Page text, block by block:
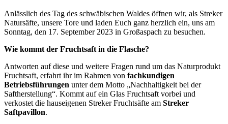
Anlässlich des Tag des schwäbischen Waldes öffnen wir, als Streker
Natursäfte, unsere Tore und laden Euch ganz herzlich ein, uns am
Sonntag, den 17. September 2023 in Großaspach zu besuchen.
Wie kommt der Fruchtsaft in die Flasche?
Antworten auf diese und weitere Fragen rund um das Naturprodukt
Fruchtsaft, erfahrt ihr im Rahmen von fachkundigen
Betriebsführungen unter dem Motto „Nachhaltigkeit bei der
Saftherstellung“. Kommt auf ein Glas Fruchtsaft vorbei und
verkostet die hauseigenen Streker Fruchtsäfte am Streker
Saftpavillon.